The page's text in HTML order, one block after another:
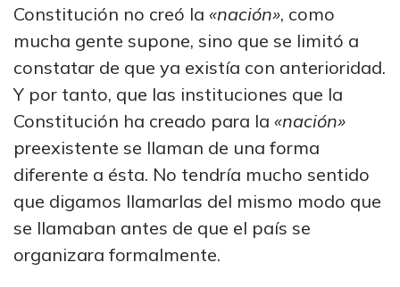
Constitución no creó la «nación», como
mucha gente supone, sino que se limitó a
constatar de que ya existía con anterioridad.
Y por tanto, que las instituciones que la
Constitución ha creado para la «nación»
preexistente se llaman de una forma
diferente a ésta. No tendría mucho sentido
que digamos llamarlas del mismo modo que
se llamaban antes de que el país se
organizara formalmente.